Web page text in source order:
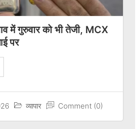
में गुरुवार को भी तेजी, MCX
पर
व्यापार Comment (0)